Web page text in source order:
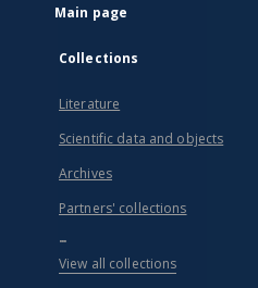
Main page
Collections
Literature
Scientific data and objects
Archives
Partners' collections
...
View all collections